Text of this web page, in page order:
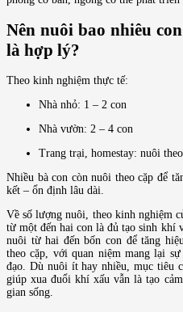
Nên nuôi bao nhiêu
là hợp lý?
Theo kinh nghiệm thực tế:
Nhà nhỏ: 1 – 2 con
Nhà vườn: 2 – 4 con
Trang trại, homestay: nuôi
Nhiều bà con còn nuôi theo cặp để
kết – ổn định lâu dài.
Về số lượng nuôi, theo kinh nghiệm
từ một đến hai con là đủ tạo sinh khí
nuôi từ hai đến bốn con để tăng
theo cặp, với quan niệm mang lại
đạo. Dù nuôi ít hay nhiều, mục tiêu
giúp xua đuổi khí xấu vẫn là tạo
gian sống.